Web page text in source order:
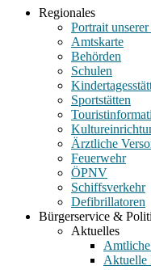
Regionales
Portrait
Amtskarte
Behörden
Schulen
Sportstätten
Ärztliche
Feuerwehr
ÖPNV
Schiffsverkehr
Defibrillatoren
Bürgerservice &
Aktuelles
Aktuelle